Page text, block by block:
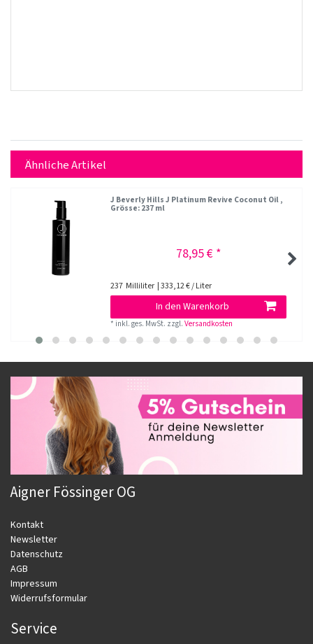
Ähnliche Artikel
J Beverly Hills J Platinum Revive Coconut Oil ,
Grösse: 237 ml
78,95 € *
237 Milliliter | 333,12 € / Liter
In den Warenkorb
* inkl. ges. MwSt. zzgl.Versandkosten
Aigner Fössinger OG
Kontakt
Newsletter
Datenschutz
AGB
Impressum
Widerrufsformular
Service